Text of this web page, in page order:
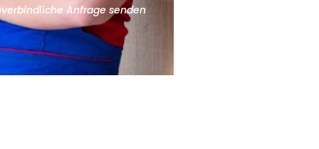
Anfrage senden